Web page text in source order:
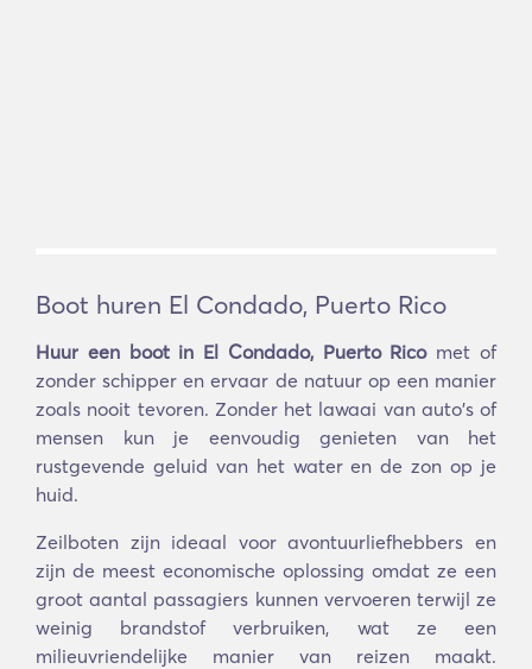
Boot huren El Condado, Puerto Rico
Huur een boot in El Condado, Puerto Ricomet of
zonder schipper en ervaar de natuur op een manier
zoals nooit tevoren. Zonder het lawaai van auto's of
mensen kun je eenvoudig genieten van het
rustgevende geluid van het water en de zon op je
huid.
Zeilboten zijn ideaal voor avontuurliefhebbers en
zijn de meest economische oplossing omdat ze een
groot aantal passagiers kunnen vervoeren terwijl ze
weinig brandstof verbruiken, wat ze een
milieuvriendelijke manier van reizen maakt.